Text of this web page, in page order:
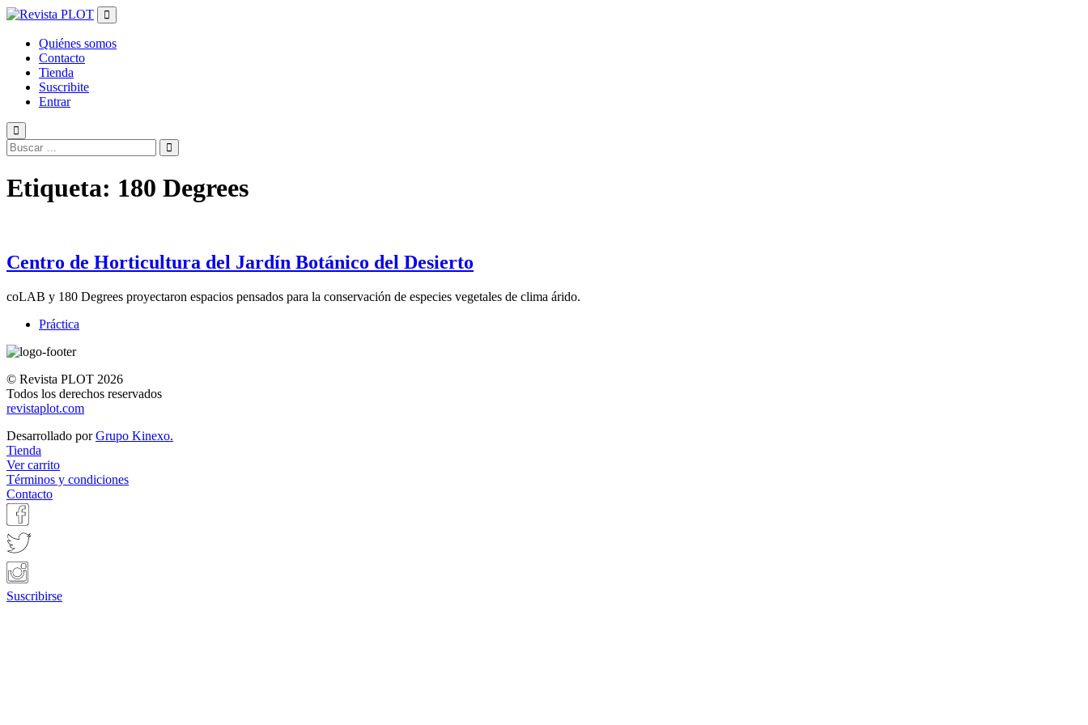
Salir
contenidoQuiénes somos
Contacto
Tienda
Suscribite
Entrar
Etiqueta: 180 Degrees
Centro de Horticultura del Jardín Botánico del Desierto
coLAB y 180 Degrees proyectaron espacios pensados para la conservación de especies vegetales de clima árido.
Práctica
© Revista PLOT 2026
Todos los derechos reservados
revistaplot.com
Desarrollado porGrupo Kinexo.
Tienda
Ver carrito
Términos y condiciones
Contacto
Suscribirse